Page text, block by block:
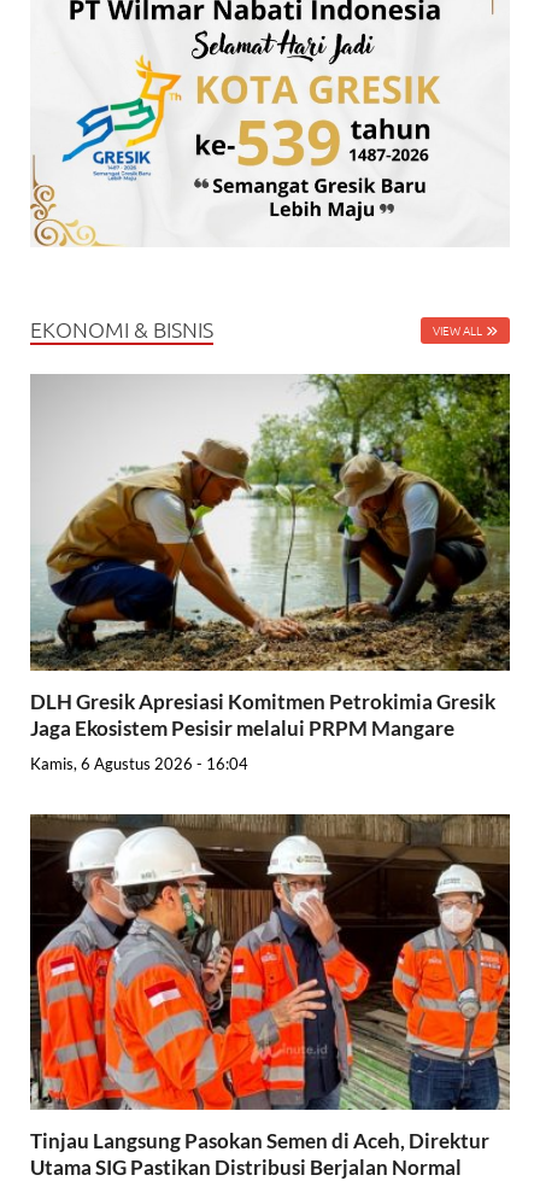
EKONOMI & BISNIS VIEW ALL
DLH Gresik Apresiasi Komitmen Petrokimia Gresik
Jaga Ekosistem Pesisir melalui PRPM Mangare
Kamis, 6 Agustus 2026 - 16:04
Tinjau Langsung Pasokan Semen di Aceh, Direktur
Utama SIG Pastikan Distribusi Berjalan Normal